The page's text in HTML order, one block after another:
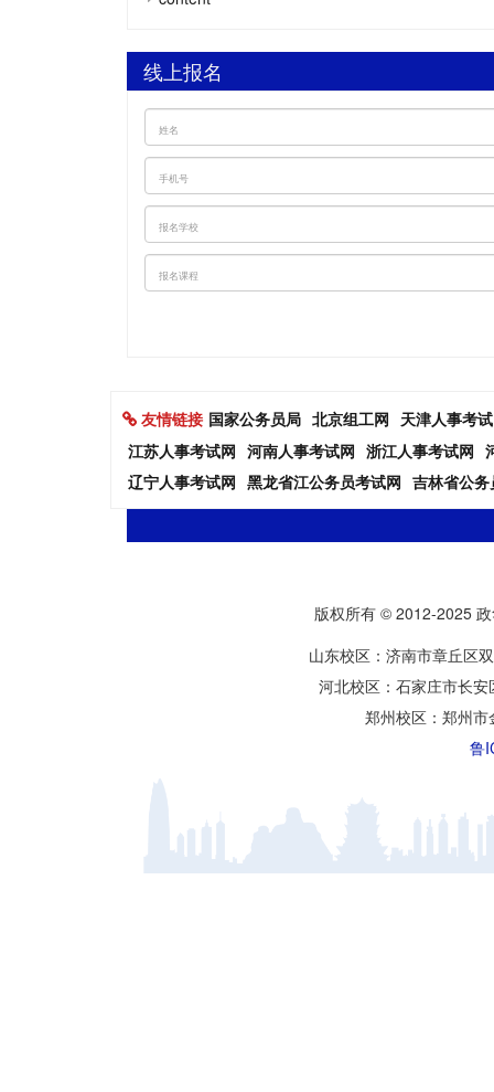
线上报名
友情链接 国家公务员局 北京组工网 天津人事考试
江苏人事考试网 河南人事考试网 浙江人事考试网
辽宁人事考试网 黑龙省江公务员考试网 吉林省公
版权所有 © 2012-2025
山东校区：济南市章丘区
河北校区：石家庄市长
郑州校区：郑州
鲁